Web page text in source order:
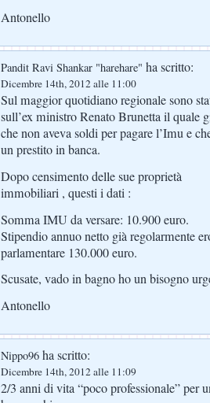
Antonello
Pandit Ravi Shankar "harehare" ha scritto:
Dicembre 14th, 2012 alle 11:00
Sul maggior quotidiano regionale sono
sull’ex ministro Renato Brunetta il quale
che non aveva soldi per pagare l’Imu e
un prestito in banca.
Dopo censimento delle sue proprietà
immobiliari , questi i dati :
Somma IMU da versare: 10.900 euro.
Stipendio annuo netto già regolarmente
parlamentare 130.000 euro.
Scusate, vado in bagno ho un bisogno
Antonello
Nippo96 ha scritto:
Dicembre 14th, 2012 alle 11:09
2/3 anni di vita “poco professionale” per